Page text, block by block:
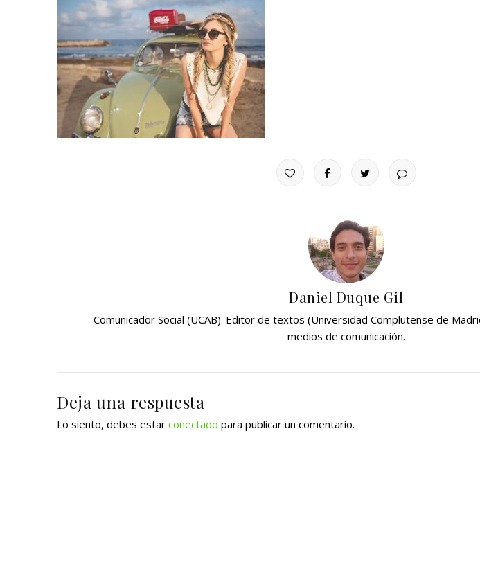
Daniel Duque Gil
Comunicador Social (UCAB). Editor de textos (Universidad Complutense de
medios de comunicación.
Deja una respuesta
Lo siento, debes estar conectado para publicar un comentario.